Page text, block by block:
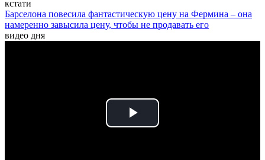
кстати
Барселона повесила фантастическую цену на Фермина – она
намеренно завысила цену, чтобы не продавать его
видео дня
Play